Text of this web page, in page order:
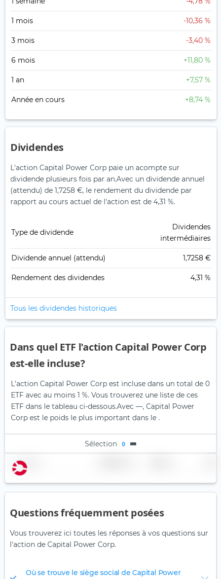
1 mois -10,36 %
3 mois -3,40 %
6 mois +11,80 %
1 an +7,57 %
Année en cours +8,74 %
Dividendes
L'action Capital Power Corp paie un acompte sur
dividende plusieurs fois par an.Avec un dividende annuel
(attendu) de 1,7258 €, le rendement du dividende par
rapport au cours actuel de l'action est de 4,31 %.
Type de dividende
Dividendes
intermédiaires
Dividende annuel (attendu) 1,7258 €
Rendement des dividendes 4,31 %
Tous les dividendes historiques
Dans quel ETF l'action Capital Power Corp
est-elle incluse?
L'action Capital Power Corp est incluse dans un total de 0
ETF avec au moins 1 %. Vous trouverez une liste de ces
ETF dans le tableau ci-dessous.Avec —, Capital Power
Corp est le poids le plus important dans le .
Sélection 0
Nom
Questions fréquemment posées
Vous trouverez ici toutes les réponses à vos questions sur
l'action de Capital Power Corp.
Où se trouve le siège social de Capital Power